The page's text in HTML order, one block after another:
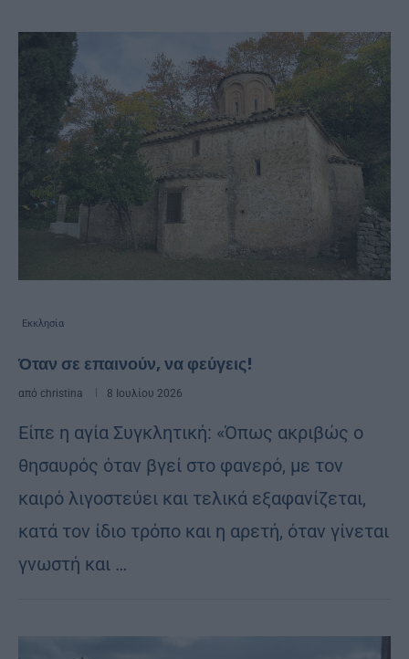
Εκκλησία
Όταν σε επαινούν, να φεύγεις!
από christina 8 Ιουλίου 2026
Είπε η αγία Συγκλητική: «Όπως ακριβώς ο
θησαυρός όταν βγεί στο φανερό, με τον
καιρό λιγοστεύει και τελικά εξαφανίζεται,
κατά τον ίδιο τρόπο και η αρετή, όταν γίνεται
γνωστή και …